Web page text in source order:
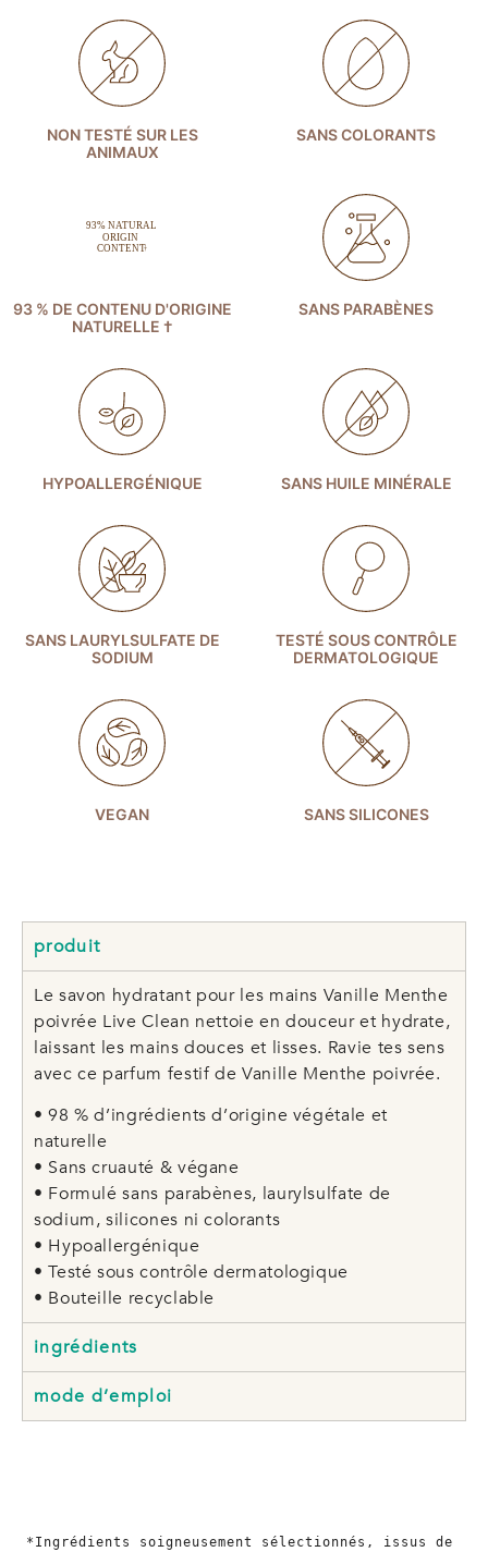
NON TESTÉ SUR LES
ANIMAUX
SANS COLORANTS
93 % DE CONTENU D'ORIGINE
NATURELLE †
SANS PARABÈNES
HYPOALLERGÉNIQUE SANS HUILE MINÉRALE
SANS LAURYLSULFATE DE
SODIUM
TESTÉ SOUS CONTRÔLE
DERMATOLOGIQUE
VEGAN SANS SILICONES
produit
Le savon hydratant pour les mains Vanille Menthe
poivrée Live Clean nettoie en douceur et hydrate,
laissant les mains douces et lisses. Ravie tes sens
avec ce parfum festif de Vanille Menthe poivrée.
• 98 % d’ingrédients d’origine végétale et
naturelle
• Sans cruauté & végane
• Formulé sans parabènes, laurylsulfate de
sodium, silicones ni colorants
• Hypoallergénique
• Testé sous contrôle dermatologique
• Bouteille recyclable
ingrédients
mode d’emploi
*Ingrédients soigneusement sélectionnés, issus de